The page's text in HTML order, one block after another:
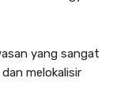
yang sangat
melokalisir